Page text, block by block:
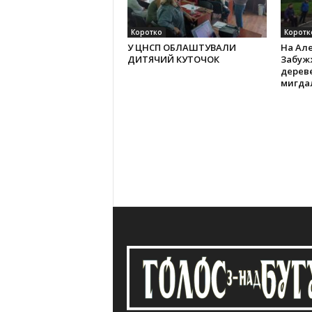
Коротко
У ЦНСП ОБЛАШТУВАЛИ
ДИТЯЧИЙ КУТОЧОК
На